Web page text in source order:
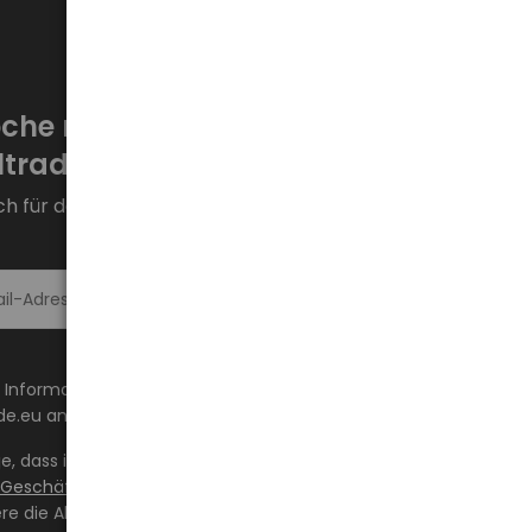
neue Aktionen bei
für den Newsletter an und bleiben Sie auf dem
über Neuheiten und Aktionen auf
an die angegebene E-Mail-Adresse erhalten.
dass ich den Inhalt gelesen habe und ihn akzeptiere
die Allgemeinen Geschäftsbedingungen sowie die